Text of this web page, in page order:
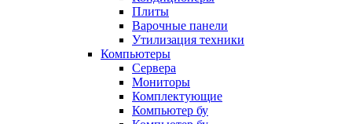
Плиты
Варочные панели
Утилизация техники
Компьютеры
Сервера
Мониторы
Комплектующие
Компьютер бу